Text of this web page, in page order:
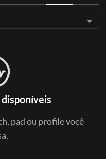
disponíveis
pad ou profile você